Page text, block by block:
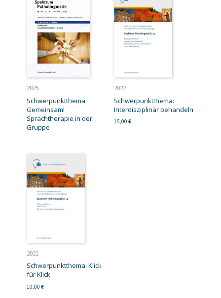
2025
Schwerpunktthema:
Gemeinsam!
Sprachtherapie in der
Gruppe
2022
Schwerpunktthema:
Interdisziplinär behandeln
15,00 €
2021
Schwerpunktthema: Klick
für Klick
10,00 €